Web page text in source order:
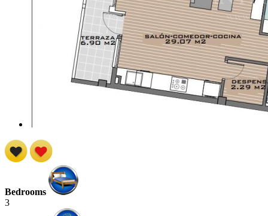
Bedrooms
3